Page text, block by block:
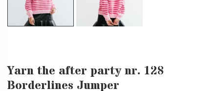
Yarn the after party nr. 128
Borderlines Jumper